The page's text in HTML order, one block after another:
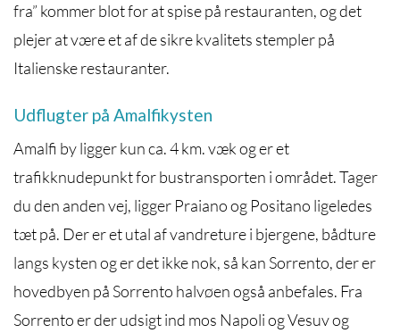
fra” kommer blot for at spise på restauranten, og det
plejer at være et af de sikre kvalitets stempler på
Italienske restauranter.
Udflugter på Amalfikysten
Amalfi by ligger kun ca. 4 km. væk og er et
trafikknudepunkt for bustransporten i området. Tager
du den anden vej, ligger Praiano og Positano ligeledes
tæt på. Der er et utal af vandreture i bjergene, bådture
langs kysten og er det ikke nok, så kan Sorrento, der er
hovedbyen på Sorrento halvøen også anbefales. Fra
Sorrento er der udsigt ind mos Napoli og Vesuv og